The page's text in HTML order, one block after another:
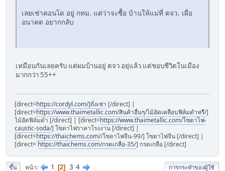
เลยเช่าคอนโด อยู่ กทม. แต่ว่าจะซื้อ บ้านให้แม่ที่ ตจว. เผื่อ
อนาคต อยากกลับ
เหมือนกันเลยครับ แต่ผมบ้านอยู่ ตจว อยุ่แล้ว แต่ชอบชีวิตในเมือง
มากกว่า 55++
[direct=https://cordyl.com/]ถั่งเช่า [/direct] |
[direct=https://www.thaimetallic.com/สินค้าอื่นๆ/ไม้อัดเคลือบฟิล์มดำหรื/]
ไม้อัดฟิล์มดำ [/direct] | [direct=https://www.thaimetallic.com/โซดาไฟ-
caustic-soda/] โซดาไฟราคาโรงงาน [/direct] |
[direct=https://thaichems.com//โซดาไฟจีน-99/] โซดาไฟจีน [/direct] |
[direct= https://thaichems.com/กรดเกลือ-35/] กรดเกลือ [/direct]
ขึ้น หน้า 1 2 3 4 การกระทำของผู้ใช้